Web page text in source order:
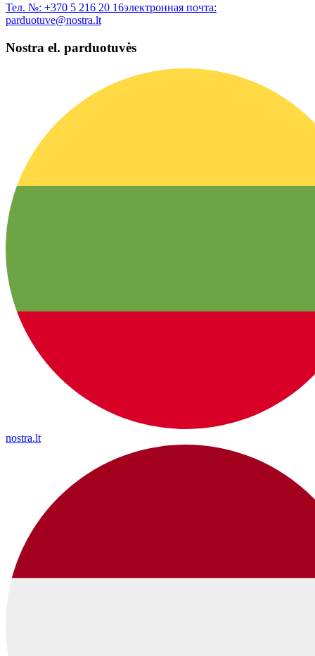
Тел. №: +370 5 216 20 16электронная почта:
parduotuve@nostra.lt
Nostra el. parduotuvės
nostra.lt